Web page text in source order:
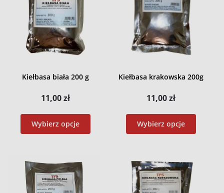
Kiełbasa biała 200 g
11,00zł
Wybierz opcje
Kiełbasa krakowska 200g
11,00zł
Wybierz opcje